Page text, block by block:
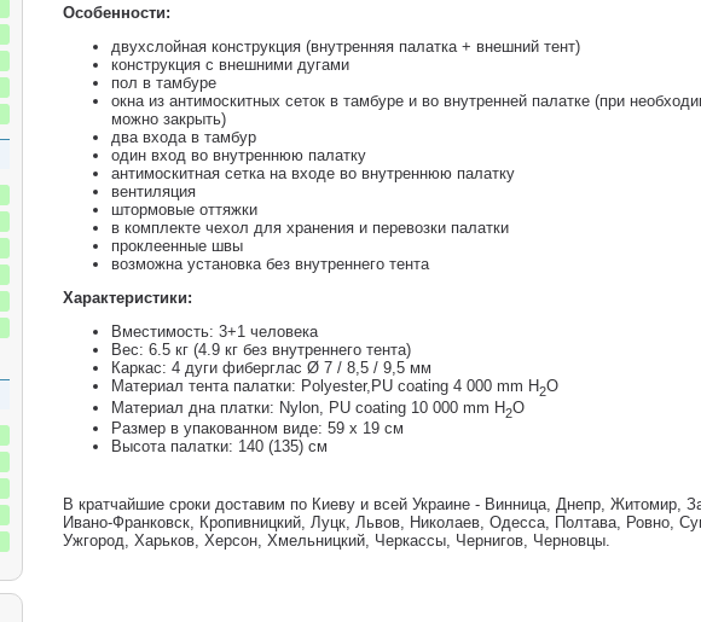
Особенности:
двухслойная конструкция (внутренняя палатка + внешний тент)
конструкция с внешними дугами
пол в тамбуре
окна из антимоскитных сеток в тамбуре и во внутренней палатке (при
можно закрыть)
два входа в тамбур
один вход во внутреннюю палатку
антимоскитная сетка на входе во внутреннюю палатку
вентиляция
штормовые оттяжки
в комплекте чехол для хранения и перевозки палатки
проклеенные швы
возможна установка без внутреннего тента
Характеристики:
Вместимость: 3+1 человека
Вес: 6.5 кг (4.9 кг без внутреннего тента)
Каркас: 4 дуги фиберглас Ø 7 / 8,5 / 9,5 мм
Материал тента палатки: Polyester,PU coating 4 000 mm H2O
Материал дна платки: Nylon, PU coating 10 000 mm H2O
Размер в упакованном виде: 59 x 19 см
Высота палатки: 140 (135) см
В кратчайшие сроки доставим по Киеву и всей Украине - Винница, Днепр, Житомир,
Ивано-Франковск, Кропивницкий, Луцк, Львов, Николаев, Одесса, Полтава, Ровно,
Ужгород, Харьков, Херсон, Хмельницкий, Черкассы, Чернигов, Черновцы.